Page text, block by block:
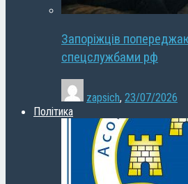
Запоріжців
спецслужбами рф
zapsich, 23/07/2026
Політика